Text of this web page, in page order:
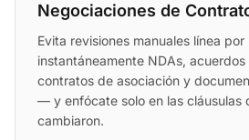
Negociaciones de
Evita revisiones manuales línea por
instantáneamente NDAs,
contratos de asociación y
— y enfócate solo en las cláusulas
cambiaron.